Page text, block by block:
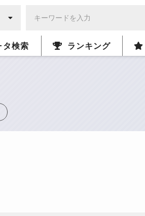
タ検索 ランキング